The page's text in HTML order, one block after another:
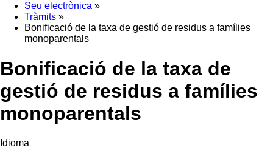
Seu electrònica »
Tràmits »
Bonificació de la taxa de gestió de residus a famílies
monoparentals
Bonificació de la taxa de
gestió de residus a famílies
monoparentals
Idioma